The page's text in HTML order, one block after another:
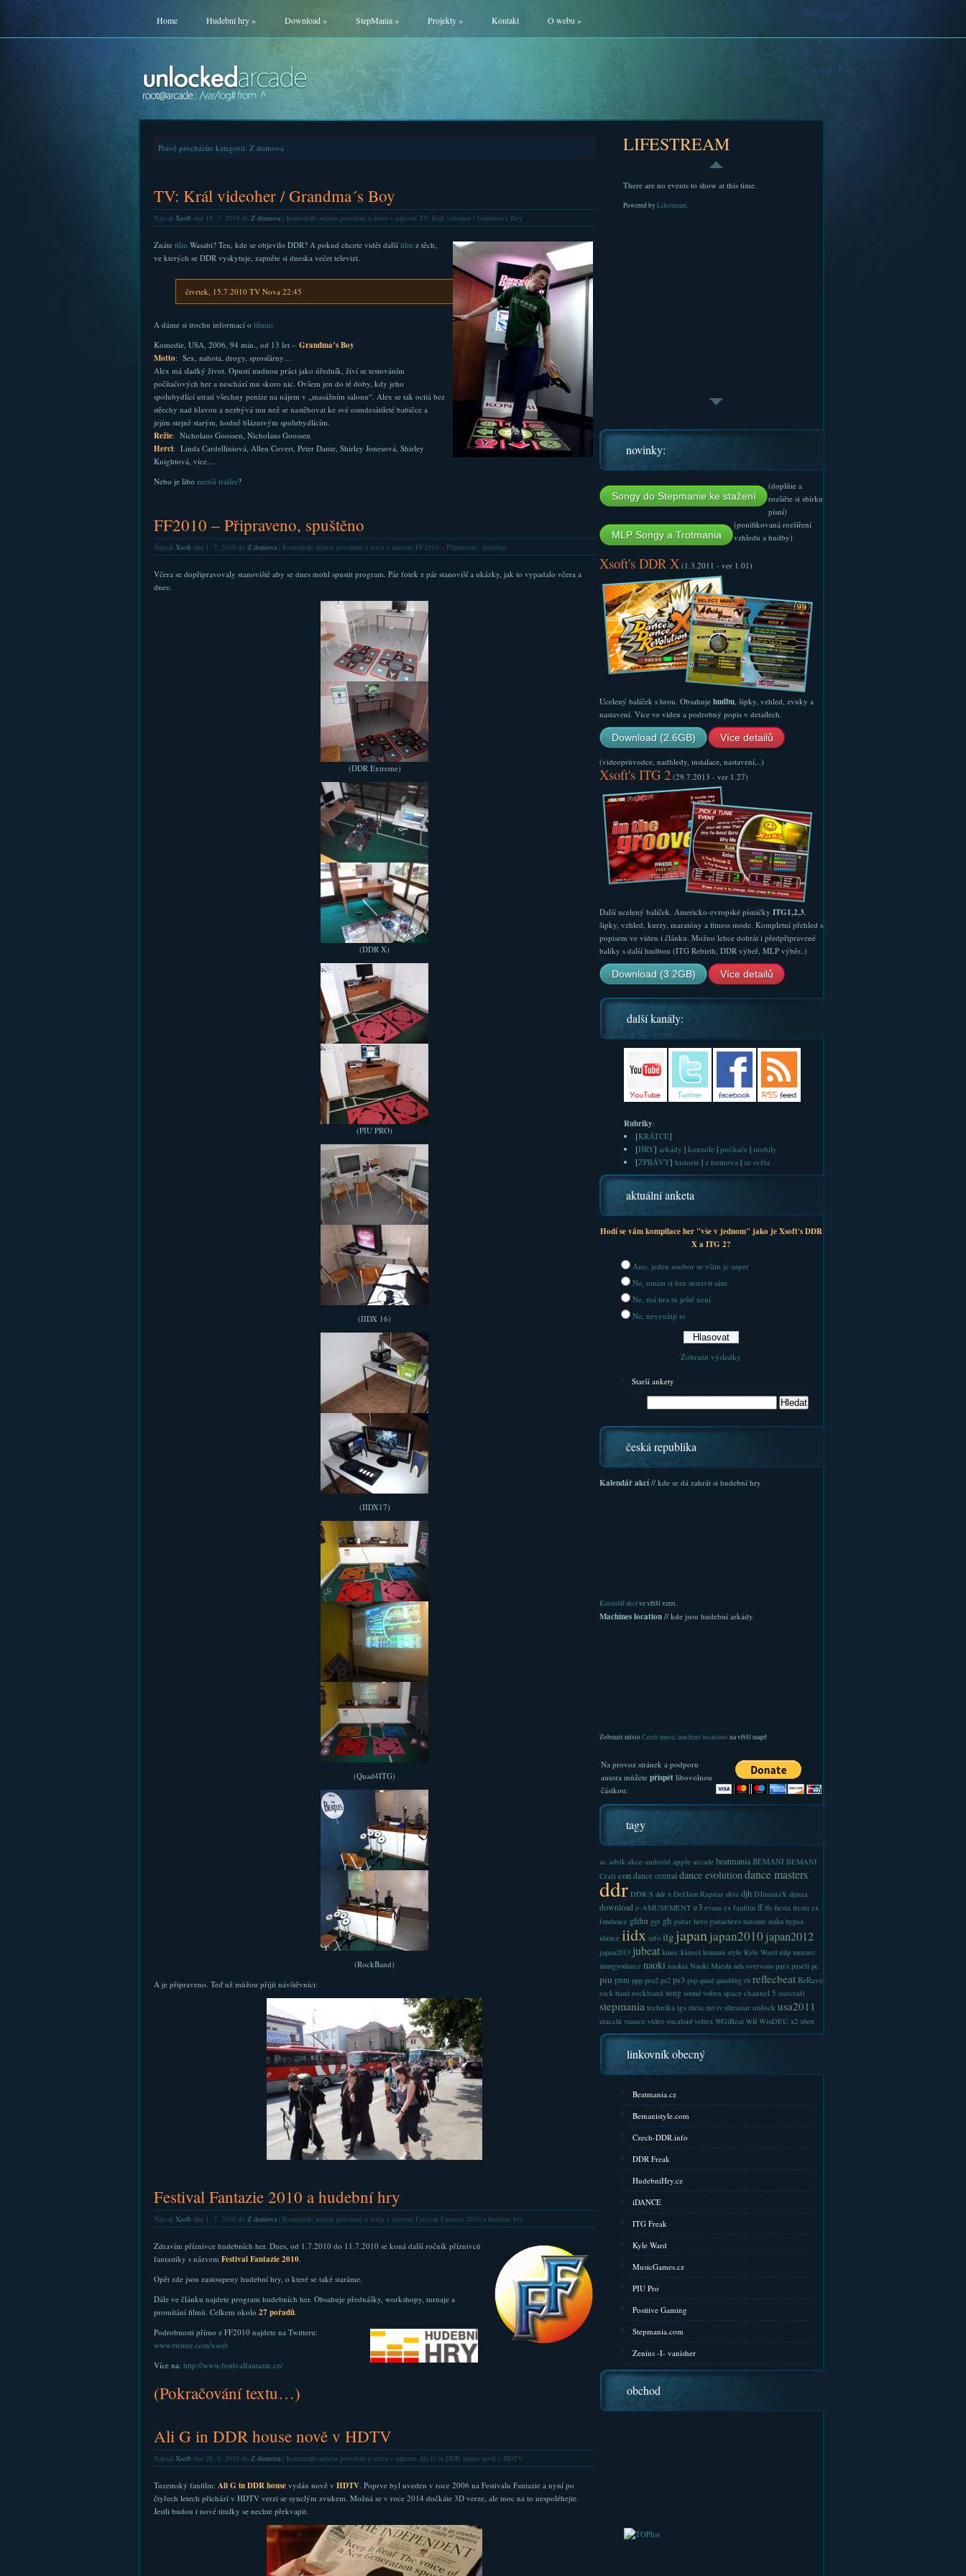
Home Hudební hry» Download» StepMania» Projekty» Kontakt O webu »
Právě procházíte kategorii: Z domova
TV: Král videoher / Grandma´s Boy
Napsal Xsoftdne 15. 7. 2010 do Z domova| Komentáře nejsou povolenéu textu s názvem TV: Král videoher / Grandma´s Boy
Znáte film Wasabi? Ten, kde se objevilo DDR? A pokud chcete vidět další film z těch,
ve kterých se DDR vyskytuje, zapněte si dneska večet televizi.
čtvrtek, 15.7.2010 TV Nova 22:45
A dáme si trochu informací o filmu:
Komedie, USA, 2006, 94 min., od 13 let – Grandma’s Boy
Motto: Sex, nahota, drogy, sprosťárny…
Alex má sladký život. Opustí nudnou práci jako úředník, živí se testováním
počítačových her a neschází mu skoro nic. Ovšem jen do té doby, kdy jeho
spolubydlící utratí všechny peníze na nájem v „masážním salonu“. Alex se tak ocitá bez
střechy nad hlavou a nezbývá mu než se nastěhovat ke své osmdesátileté babičce a
jejím stejně starým, hodně bláznivým spolubydlícím.
Režie: Nicholaus Goossen, Nicholaus Goossen
Herci: Linda Cardelliniová, Allen Covert, Peter Dante, Shirley Jonesová, Shirley
Knightová, více…
Nebo je libo menší trailer?
FF2010 – Připraveno, spuštěno
Napsal Xsoftdne 1. 7. 2010 do Z domova| Komentáře nejsou povolenéu textu s názvem FF2010 – Připraveno, spuštěno
Včera se dopřipravovaly stanoviště aby se dnes mohl spustit program. Pár fotek z pár stanovišť a ukázky, jak to vypadalo včera a
dnes:
(DDR Extreme)
(DDR X)
(PIU PRO)
(IIDX 16)
(IIDX17)
(Quad4ITG)
(RockBand)
A je připraveno. Teď už můžou přijít návštěvníci:
Festival Fantazie 2010 a hudební hry
Napsal Xsoftdne 1. 7. 2010 do Z domova| Komentáře nejsou povolenéu textu s názvem Festival Fantazie 2010 a hudební hry
Zdravím příznivce hudebních her. Dnes, od 1.7.2010 do 11.7.2010 se koná další ročník příznivců
fantastiky s názvem Festival Fantazie 2010.
Opět zde jsou zastoupeny hudební hry, o které se také staráme.
Dále ve článku najdete program hudebních her. Obsahuje přednášky, workshopy, turnaje a
promítání filmů. Celkem okolo 27 pořadů.
Podrobnosti přímo z FF2010 najdete na Twitteru:
www.twitter.com/xsoft
Více na: http://www.festivalfantazie.cz/
(Pokračování textu…)
Ali G in DDR house nově v HDTV
Napsal Xsoftdne 28. 6. 2010 do Z domova| Komentáře nejsou povolenéu textu s názvem Ali G in DDR house nově v HDTV
Tuzemský fanfilm: Ali G in DDR housevydán nově v HDTV. Poprve byl uveden v roce 2006 na Festivalu Fantazie a nyní po
čtyřech letech přichází v HDTV verzi se synclým zvukem. Možná se v roce 2014 dočkáte 3D verze, ale moc na to nespoléhejte.
Jestli budou i nové titulky se nechte překvapit.
LIFESTREAM
There are no events to show at this time.
Powered by Lifestream.
novinky:
Songy do Stepmanie ke stažení
(doplňte a
rozšiřte si sbírku
písní)
MLP Songy a Trotmania
(ponifikovaná rozšíření
vzhledu a hudby)
Xsoft's DDR X(1.3.2011 - ver 1.01)
Ucelený balíček s hrou. Obsahuje hudbu, šipky, vzhled, zvuky a
nastavení. Více ve videu a podrobný popis v detailech.
Download (2.6GB) Více detailů
(videoprůvodce, nadhledy, instalace, nastavení,..)
Xsoft's ITG 2(29.7.2013 - ver 1.27)
Další ucelený balíček. Americko-evropské písničky ITG1,2,3,
šipky, vzhled, kurzy, maratóny a fitness mode. Kompletní přehled s
popisem ve videu i článku. Možno lehce dohrát i předpřipravené
balíky s další hudbou (ITG Rebirth, DDR výbeř, MLP výběr..)
Download (3.2GB) Více detailů
další kanály:
Rubriky:
[KRÁTCE]
[HRY] arkády | konzole| počítače| mobily
[ZPRÁVY] historie| z homova| ze světa
aktuální anketa
Hodí se vám kompilace her "vše v jednom" jako je Xsoft's DDR
X a ITG 2?
Ano, jeden soubor se vším je super
Ne, umím si hru sestavit sám
Ne, má hra tu ještě není
Ne, nevyužiji to
Zobrazit výsledky
Starší ankety
česká republika
Kalendář akcí// kde se dá zahrát si hudební hry
Kalendář akcíve větší verzi.
Machines location// kde jsou hudební arkády
Zobrazit místoCzech music machine locations na větší mapě
Na provoz stránek a podporu
autora můžete přispětlibovolnou
částkou:
tagy
ac advik akce android apple arcade beatmania BEMANI BEMANI
Craft con dance central dance evolutiondance masters
ddr DDR S ddr x DefJam Rapstar diva djh DJmaniaX djmax
download e-AMUSEMENT e3 evans ex fanfilm ff ffs fiesta fiesta ex
fundance gfdm ggr gh guitar hero guitarhero hatsune miku hypaa
idance iidx info itg japanjapan2010 japan2012
japan2013 jubeat kinec kinect konami style Kyle Ward mlp mozarc
mungyodance naoki naokia Naoki Maeda nds overvans para paseli pc
piu pnm ppp pro2 ps2 ps3 psp quad quad4itg rb reflecbeat ReRave
rock band rockband song sound voltex space channel 5 starcraft
stepmania technika tgs theia tnt tv ultrastar unlock usa2011
utacchi vanoce video vocaloid voltex WGiBeat wii WinDEU x2 xbox
linkovník obecný
Beatmania.cz
Bemanistyle.com
Czech-DDR.info
DDR Freak
HudebniHry.cz
iDANCE
ITG Freak
Kyle Ward
MusicGames.cz
PIU Pro
Positive Gaming
Stepmania.com
Zenius -I- vanisher
obchod